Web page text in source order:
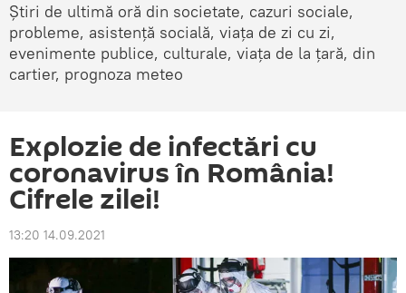
Știri de ultimă oră din societate, cazuri sociale,
probleme, asistență socială, viața de zi cu zi,
evenimente publice, culturale, viața de la țară, din
cartier, prognoza meteo
Explozie de infectări cu
coronavirus în România!
Cifrele zilei!
13:20 14.09.2021